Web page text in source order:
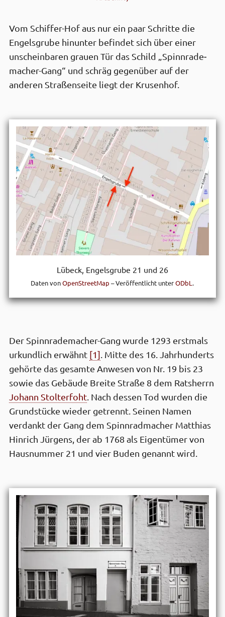
Vom Schiffer-Hof aus nur ein paar Schritte die
Engels­grube hinunter befindet sich über einer
unschein­baren grauen Tür das Schild „Spinn­rade­
macher-Gang“ und schräg gegen­über auf der
anderen Straßen­seite liegt der Krusen­hof.
Lübeck, Engels­grube 21 und 26
Daten vonOpenStreetMap – Veröffentlicht unterODbL .
Der Spinn­rade­macher-Gang wurde 1293 erst­mals
urkundlich erwähnt [1]. Mitte des 16. Jahr­hunderts
gehörte das gesamte Anwesen von Nr. 19 bis 23
sowie das Gebäude Breite Straße 8 dem Rats­herrn
Johann Stolter­foht. Nach dessen Tod wurden die
Grund­stücke wieder getrennt. Seinen Namen
verdankt der Gang dem Spinn­rad­macher Matthias
Hinrich Jürgens, der ab 1768 als Eigen­tümer von
Haus­nummer 21 und vier Buden genannt wird.